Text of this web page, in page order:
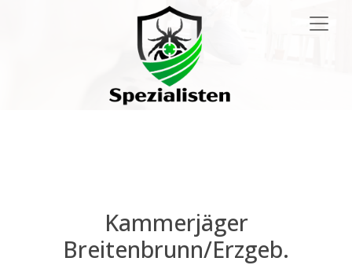
Kammerjäger
Breitenbrunn/Erzgeb.